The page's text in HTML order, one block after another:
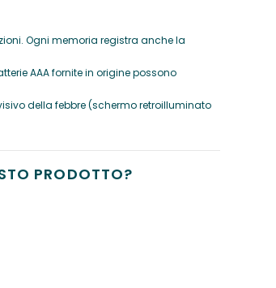
Ogni memoria registra anche la
AAA fornite in origine possono
della febbre (schermo retroilluminato
PRODOTTO?